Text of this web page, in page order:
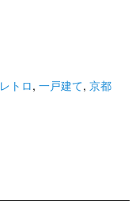
レトロ, 一戸建て, 京都